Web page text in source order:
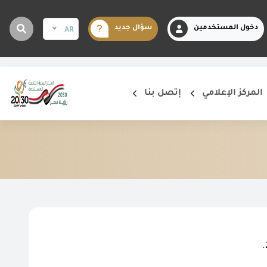
دخول المستخدمين سؤال جديد AR
المركز الإعلامي إتصل بنا